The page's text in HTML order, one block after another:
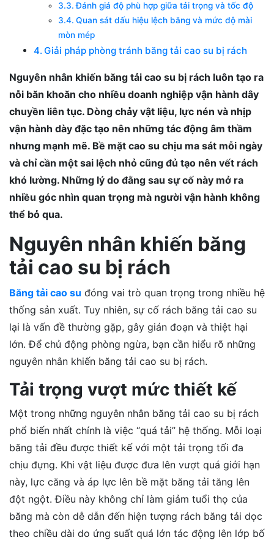
Đánh giá độ phù hợp giữa tải trọng và tốc độ
Quan sát dấu hiệu lệch băng và mức độ mài
mòn mép
Giải pháp phòng tránh băng tải cao su bị rách
Nguyên nhân khiến băng tải cao su bị rách luôn tạo ra
nỗi băn khoăn cho nhiều doanh nghiệp vận hành dây
chuyền liên tục. Dòng chảy vật liệu, lực nén và nhịp
vận hành dày đặc tạo nên những tác động âm thầm
nhưng mạnh mẽ. Bề mặt cao su chịu ma sát mỗi ngày
và chỉ cần một sai lệch nhỏ cũng đủ tạo nên vết rách
khó lường. Những lý do đằng sau sự cố này mở ra
nhiều góc nhìn quan trọng mà người vận hành không
thể bỏ qua.
Nguyên nhân khiến băng
tải cao su bị rách
Băng tải cao su đóng vai trò quan trọng trong nhiều hệ
thống sản xuất. Tuy nhiên, sự cố rách băng tải cao su
lại là vấn đề thường gặp, gây gián đoạn và thiệt hại
lớn. Để chủ động phòng ngừa, bạn cần hiểu rõ những
nguyên nhân khiến băng tải cao su bị rách.
Tải trọng vượt mức thiết kế
Một trong những nguyên nhân băng tải cao su bị rách
phổ biến nhất chính là việc “quá tải” hệ thống. Mỗi loại
băng tải đều được thiết kế với một tải trọng tối đa
chịu đựng. Khi vật liệu được đưa lên vượt quá giới hạn
này, lực căng và áp lực lên bề mặt băng tải tăng lên
đột ngột. Điều này không chỉ làm giảm tuổi thọ của
băng mà còn dễ dẫn đến hiện tượng rách băng tải dọc
theo chiều dài do ứng suất quá lớn tác động lên lớp bố